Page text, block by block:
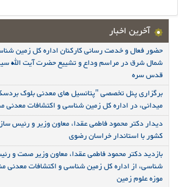
آخرین اخبار
حضور فعال و خدمت رسانی کارکنان اداره کل زمین
شمال شرق در مراسم وداع و تشییع حضرت آیت الله
قدس سره
برگزاری پنل تخصصی "پتانسیل های معدنی بلوک
میدانی، در اداره کل زمین شناسی و اکتشافات
دیدار دکتر محمود فاطمی عقدا، معاون وزیر و رئیس
کشور با استاندار خراسان رضوی
بازدید دکتر محمود فاطمی عقدا، معاون وزیر صمت و
شناسی، از اداره کل زمین شناسی و اکتشافات معدنی
موزه علوم زمین